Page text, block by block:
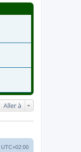
Aller à
UTC+02:00